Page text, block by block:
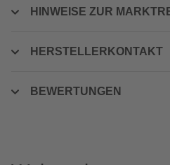
HINWEISE ZUR
HERSTELLERKONTAKT
BEWERTUNGEN